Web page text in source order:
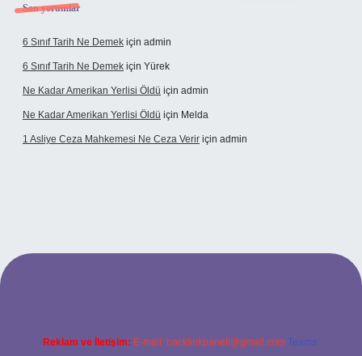
Son yorumlar
6 Sınıf Tarih Ne Demek için admin
6 Sınıf Tarih Ne Demek için Yürek
Ne Kadar Amerikan Yerlisi Öldü için admin
Ne Kadar Amerikan Yerlisi Öldü için Melda
1 Asliye Ceza Mahkemesi Ne Ceza Verir için admin
Reklam ve İletişim: E-mail: backlinkpaneli@gmail.com Teams: